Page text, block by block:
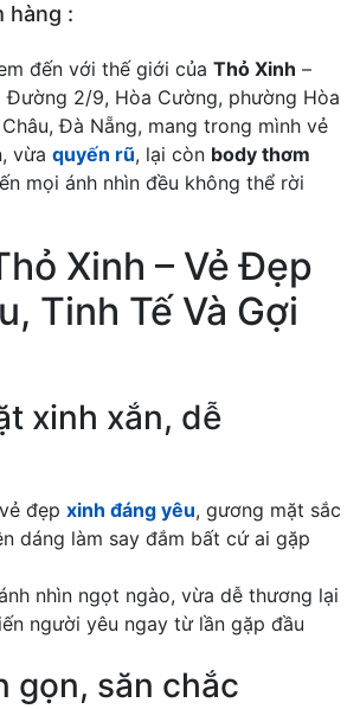
hàng :
đến với thế giới của Thỏ Xinh –
Đường 2/9, Hòa Cường, phường Hòa
Đà Nẵng, mang trong mình vẻ
vừa quyến rũ, lại còn body thơm
mọi ánh nhìn đều không thể rời
Xinh – Vẻ Đẹp
Tinh Tế Và Gợi
xinh xắn, dễ
đẹp xinh đáng yêu, gương mặt sắc
dáng làm say đắm bất cứ ai gặp
nhìn ngọt ngào, vừa dễ thương lại
người yêu ngay từ lần gặp đầu
gọn, săn chắc